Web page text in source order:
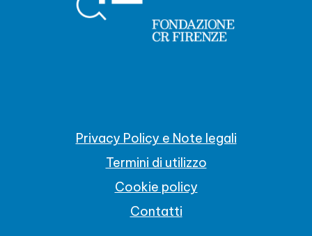
Privacy Policy e Note legali
Termini di utilizzo
Cookie policy
Contatti